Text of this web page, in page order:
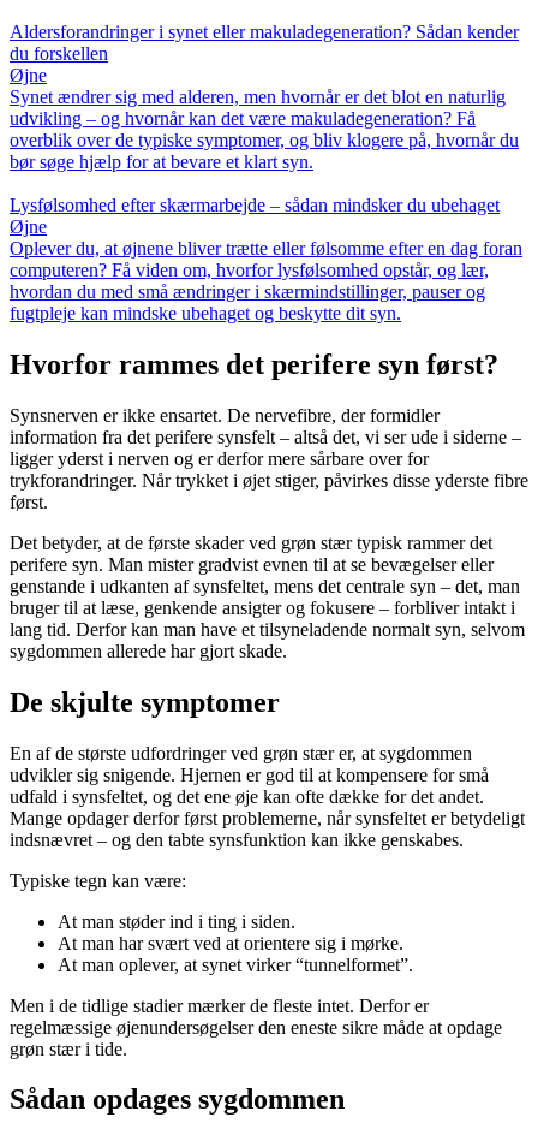
Aldersforandringer i synet eller makuladegeneration? Sådan kender
du forskellen
Øjne
Synet ændrer sig med alderen, men hvornår er det blot en naturlig
udvikling – og hvornår kan det være makuladegeneration? Få
overblik over de typiske symptomer, og bliv klogere på, hvornår du
bør søge hjælp for at bevare et klart syn.
Lysfølsomhed efter skærmarbejde – sådan mindsker du ubehaget
Øjne
Oplever du, at øjnene bliver trætte eller følsomme efter en dag foran
computeren? Få viden om, hvorfor lysfølsomhed opstår, og lær,
hvordan du med små ændringer i skærmindstillinger, pauser og
fugtpleje kan mindske ubehaget og beskytte dit syn.
Hvorfor rammes det perifere syn først?
Synsnerven er ikke ensartet. De nervefibre, der formidler
information fra det perifere synsfelt – altså det, vi ser ude i siderne –
ligger yderst i nerven og er derfor mere sårbare over for
trykforandringer. Når trykket i øjet stiger, påvirkes disse yderste fibre
først.
Det betyder, at de første skader ved grøn stær typisk rammer det
perifere syn. Man mister gradvist evnen til at se bevægelser eller
genstande i udkanten af synsfeltet, mens det centrale syn – det, man
bruger til at læse, genkende ansigter og fokusere – forbliver intakt i
lang tid. Derfor kan man have et tilsyneladende normalt syn, selvom
sygdommen allerede har gjort skade.
De skjulte symptomer
En af de største udfordringer ved grøn stær er, at sygdommen
udvikler sig snigende. Hjernen er god til at kompensere for små
udfald i synsfeltet, og det ene øje kan ofte dække for det andet.
Mange opdager derfor først problemerne, når synsfeltet er betydeligt
indsnævret – og den tabte synsfunktion kan ikke genskabes.
Typiske tegn kan være:
At man støder ind i ting i siden.
At man har svært ved at orientere sig i mørke.
At man oplever, at synet virker “tunnelformet”.
Men i de tidlige stadier mærker de fleste intet. Derfor er
regelmæssige øjenundersøgelser den eneste sikre måde at opdage
grøn stær i tide.
Sådan opdages sygdommen